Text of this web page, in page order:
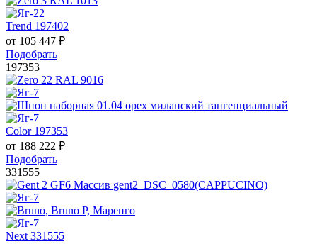
Trend 197402
от 105 447 ₽
Подобрать
197353
Color 197353
от 188 222 ₽
Подобрать
331555
Next 331555